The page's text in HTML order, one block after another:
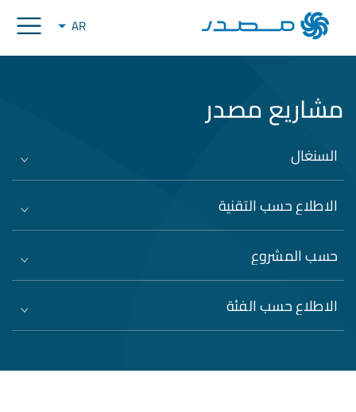
AR
مشاريع مصدر
السنغال
الاطلاع حسب التقنية
حسب المشروع
الاطلاع حسب الفئة